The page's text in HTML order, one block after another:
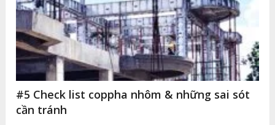
#5 Check list coppha nhôm & những sai sót
cần tránh